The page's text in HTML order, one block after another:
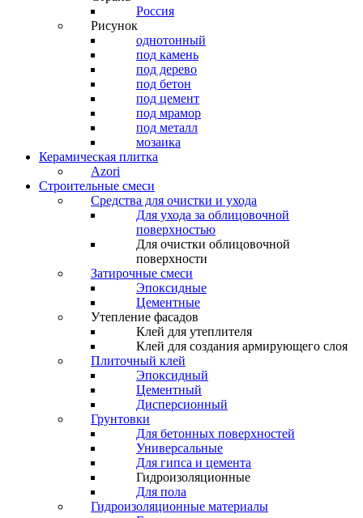
Россия
Рисунок
однотонный
под камень
под дерево
под бетон
под цемент
под мрамор
под металл
мозаика
Керамическая плитка
Azori
Строительные смеси
Средства для очистки и ухода
Для ухода за облицовочной
поверхностью
Для очистки облицовочной
поверхности
Затирочные смеси
Эпоксидные
Цементные
Утепление фасадов
Клей для утеплителя
Клей для создания армирующего слоя
Плиточный клей
Эпоксидный
Цементный
Дисперсионный
Грунтовки
Для бетонных поверхностей
Универсальные
Для гипса и цемента
Гидроизоляционные
Для пола
Гидроизоляционные материалы